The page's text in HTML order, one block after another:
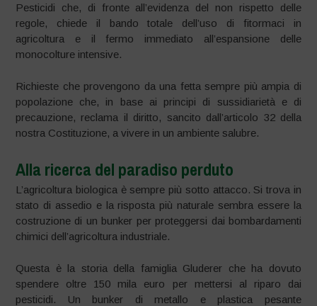
Pesticidi che, di fronte all’evidenza del non rispetto delle
regole, chiede il bando totale dell’uso di fitormaci in
agricoltura e il fermo immediato all’espansione delle
monocolture intensive.
Richieste che provengono da una fetta sempre più ampia di
popolazione che, in base ai principi di sussidiarietà e di
precauzione, reclama il diritto, sancito dall’articolo 32 della
nostra Costituzione, a vivere in un ambiente salubre.
Alla ricerca del paradiso perduto
L’agricoltura biologica è sempre più sotto attacco. Si trova in
stato di assedio e la risposta più naturale sembra essere la
costruzione di un bunker per proteggersi dai bombardamenti
chimici dell’agricoltura industriale.
Questa è la storia della famiglia Gluderer che ha dovuto
spendere oltre 150 mila euro per mettersi al riparo dai
pesticidi. Un bunker di metallo e plastica pesante